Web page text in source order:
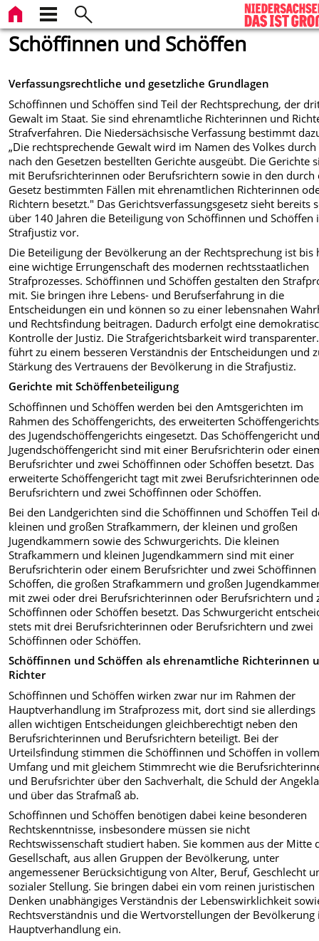
Schöffinnen und Schöffen
Verfassungsrechtliche und gesetzliche Grundlagen
Schöffinnen und Schöffen sind Teil der Rechtsprechung, der
Gewalt im Staat. Sie sind ehrenamtliche Richterinnen und
Strafverfahren. Die Niedersächsische Verfassung bestimmt
„Die rechtsprechende Gewalt wird im Namen des Volkes
nach den Gesetzen bestellten Gerichte ausgeübt. Die Gerichte
mit Berufsrichterinnen oder Berufsrichtern sowie in den durch
Gesetz bestimmten Fällen mit ehrenamtlichen Richterinnen
Richtern besetzt." Das Gerichtsverfassungsgesetz sieht bereits
über 140 Jahren die Beteiligung von Schöffinnen und Schöffen
Strafjustiz vor.
Die Beteiligung der Bevölkerung an der Rechtsprechung ist bis
eine wichtige Errungenschaft des modernen rechtsstaatlichen
Strafprozesses. Schöffinnen und Schöffen gestalten den
mit. Sie bringen ihre Lebens- und Berufserfahrung in die
Entscheidungen ein und können so zu einer lebensnahen
und Rechtsfindung beitragen. Dadurch erfolgt eine
Kontrolle der Justiz. Die Strafgerichtsbarkeit wird
führt zu einem besseren Verständnis der Entscheidungen und
Stärkung des Vertrauens der Bevölkerung in die Strafjustiz.
Gerichte mit Schöffenbeteiligung
Schöffinnen und Schöffen werden bei den Amtsgerichten im
Rahmen des Schöffengerichts, des erweiterten
des Jugendschöffengerichts eingesetzt. Das Schöffengericht
Jugendschöffengericht sind mit einer Berufsrichterin oder
Berufsrichter und zwei Schöffinnen oder Schöffen besetzt. Das
erweiterte Schöffengericht tagt mit zwei Berufsrichterinnen
Berufsrichtern und zwei Schöffinnen oder Schöffen.
Bei den Landgerichten sind die Schöffinnen und Schöffen Teil
kleinen und großen Strafkammern, der kleinen und großen
Jugendkammern sowie des Schwurgerichts. Die kleinen
Strafkammern und kleinen Jugendkammern sind mit einer
Berufsrichterin oder einem Berufsrichter und zwei
Schöffen, die großen Strafkammern und großen
mit zwei oder drei Berufsrichterinnen oder Berufsrichtern und
Schöffinnen oder Schöffen besetzt. Das Schwurgericht
stets mit drei Berufsrichterinnen oder Berufsrichtern und zwei
Schöffinnen oder Schöffen.
Schöffinnen und Schöffen als ehrenamtliche Richterinnen
Richter
Schöffinnen und Schöffen wirken zwar nur im Rahmen der
Hauptverhandlung im Strafprozess mit, dort sind sie allerdings
allen wichtigen Entscheidungen gleichberechtigt neben den
Berufsrichterinnen und Berufsrichtern beteiligt. Bei der
Urteilsfindung stimmen die Schöffinnen und Schöffen in
Umfang und mit gleichem Stimmrecht wie die
und Berufsrichter über den Sachverhalt, die Schuld der
und über das Strafmaß ab.
Schöffinnen und Schöffen benötigen dabei keine besonderen
Rechtskenntnisse, insbesondere müssen sie nicht
Rechtswissenschaft studiert haben. Sie kommen aus der Mitte
Gesellschaft, aus allen Gruppen der Bevölkerung, unter
angemessener Berücksichtigung von Alter, Beruf, Geschlecht
sozialer Stellung. Sie bringen dabei ein vom reinen juristischen
Denken unabhängiges Verständnis der Lebenswirklichkeit
Rechtsverständnis und die Wertvorstellungen der Bevölkerung
Hauptverhandlung ein.